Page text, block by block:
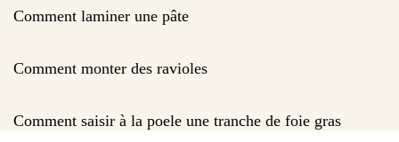
Comment laminer une pâte
Comment monter des ravioles
Comment saisir à la poele une tranche de foie gras